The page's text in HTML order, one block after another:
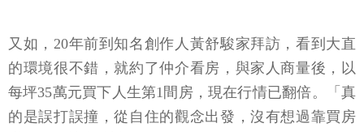
又如，20年前到知名創作人黃舒駿家拜訪，看到大直
的環境很不錯，就約了仲介看房，與家人商量後，以
每坪35萬元買下人生第1間房，現在行情已翻倍。「真
的是誤打誤撞，從自住的觀念出發，沒有想過靠買房